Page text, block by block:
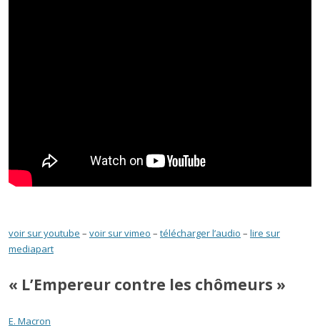
voir sur youtube – voir sur vimeo – télécharger l’audio – lire sur
mediapart
« L’Empereur contre les chômeurs »
E. Macron